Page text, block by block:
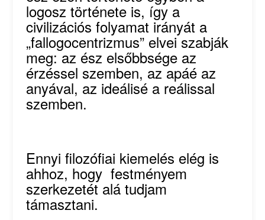
logosz története is, így a
civilizációs folyamat irányát a
„fallogocentrizmus” elvei szabják
meg: az ész elsőbbsége az
érzéssel szemben, az apáé az
anyával, az ideálisé a reálissal
szemben.
Ennyi filozófiai kiemelés elég is
ahhoz, hogy festményem
szerkezetét alá tudjam
támasztani.